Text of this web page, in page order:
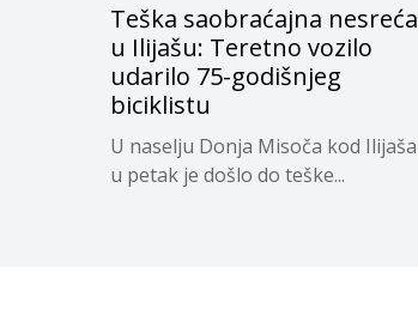
Teška saobraćajna nesreća
u Ilijašu: Teretno vozilo
udarilo 75-godišnjeg
biciklistu
U naselju Donja Misoča kod Ilijaša
u petak je došlo do teške...